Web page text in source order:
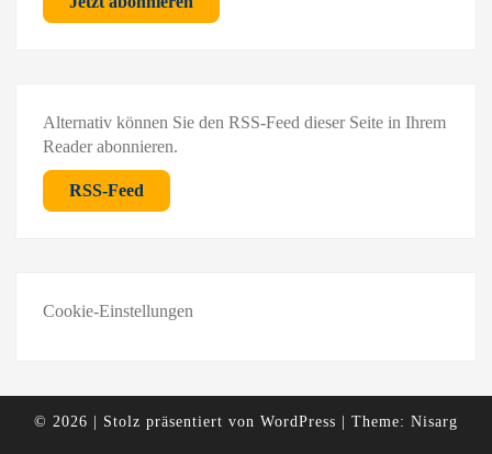
Alternativ können Sie den RSS-Feed dieser Seite in Ihrem
Reader abonnieren.
RSS-Feed
Cookie-Einstellungen
© 2026 Stolz präsentiert von WordPress Theme: Nisarg